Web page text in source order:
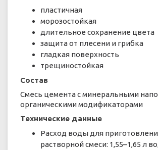
пластичная
морозостойкая
длительное сохранение цвета
защита от плесени и грибка
гладкая поверхность
трещиностойкая
Состав
Смесь цемента с минеральными
органическими модификаторами
Технические данные
Расход воды для
растворной смеси: 1,55–1,65 л